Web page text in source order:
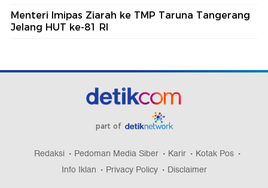
Menteri Imipas Ziarah ke TMP Taruna Tangerang
Jelang HUT ke-81 RI
part of
Redaksi Pedoman Media Siber Karir
Kotak Pos
Info Iklan
Privacy Policy Disclaimer